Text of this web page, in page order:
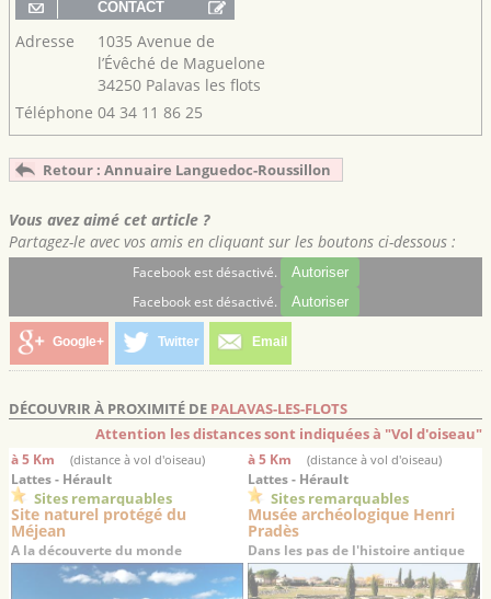
Adresse
1035 Avenue de
l’Évêché de Maguelone
34250 Palavas les flots
Téléphone 04 34 11 86 25
Retour : Annuaire Languedoc-Roussillon
Vous avez aimé cet article ?
Partagez-le avec vos amis en cliquant sur les boutons ci-dessous :
Facebook est désactivé. Autoriser
Facebook est désactivé. Autoriser
Google+ Twitter Email
DÉCOUVRIR À PROXIMITÉ DE PALAVAS-LES-FLOTS
Attention les distances sont indiquées à "Vol d'oiseau"
à 5 Km (distance à vol d'oiseau)
Lattes - Hérault
Sites remarquables
Site naturel protégé du
Méjean
A la découverte du monde
lagunaire languedocien
à 5 Km (distance à vol d'oiseau)
Lattes - Hérault
Sites remarquables
Musée archéologique Henri
Pradès
Dans les pas de l'histoire antique
du Languedoc…